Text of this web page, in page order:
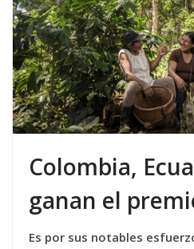
Colombia,
ganan el
Es por sus notables